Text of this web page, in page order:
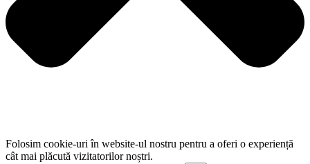
Folosim cookie-uri în website-ul nostru pentru a oferi o experiență
cât mai plăcută vizitatorilor noștri.